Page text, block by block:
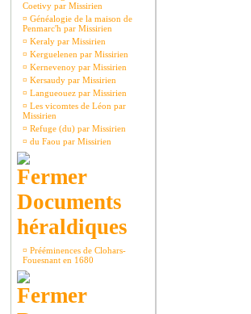
Coetivy par Missirien
¤ Généalogie de la maison de
Penmarc'h par Missirien
¤ Keraly par Missirien
¤ Kerguelenen par Missirien
¤ Kernevenoy par Missirien
¤ Kersaudy par Missirien
¤ Langueouez par Missirien
¤ Les vicomtes de Léon par
Missirien
¤ Refuge (du) par Missirien
¤ du Faou par Missirien
Documents
héraldiques
¤ Prééminences de Clohars-
Fouesnant en 1680